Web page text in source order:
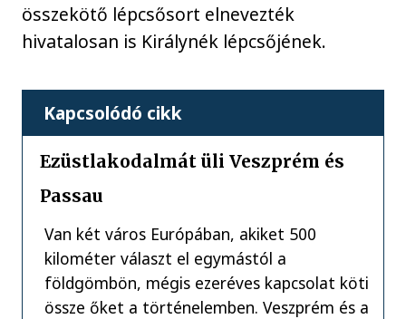
összekötő lépcsősort elnevezték
hivatalosan is Királynék lépcsőjének.
Kapcsolódó cikk
Ezüstlakodalmát üli Veszprém és
Passau
Van két város Európában, akiket 500
kilométer választ el egymástól a
földgömbön, mégis ezeréves kapcsolat köti
össze őket a történelemben. Veszprém és a